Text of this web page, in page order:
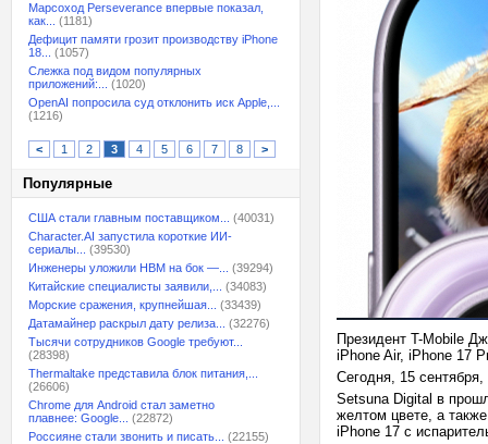
Марсоход Perseverance впервые показал,
как...
(1181)
Дефицит памяти грозит производству iPhone
18...
(1057)
Слежка под видом популярных
приложений:...
(1020)
OpenAI попросила суд отклонить иск Apple,...
(1216)
< 1 2 3 4 5 6 7 8 >
Популярные
США стали главным поставщиком...
(40031)
Character.AI запустила короткие ИИ-
сериалы...
(39530)
Инженеры уложили HBM на бок —...
(39294)
Китайские специалисты заявили,...
(34083)
Морские сражения, крупнейшая...
(33439)
Датамайнер раскрыл дату релиза...
(32276)
Тысячи сотрудников Google требуют...
(28398)
Thermaltake представила блок питания,...
(26606)
Chrome для Android стал заметно
плавнее: Google...
(22872)
Россияне стали звонить и писать...
(22155)
Президент T-Mobile
iPhone Air, iPhone 17
Сегодня, 15
Setsuna Digital в
желтом цвете, а
iPhone 17 с